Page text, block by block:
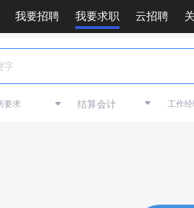
我要招聘 我要求职 云招聘
结算会计